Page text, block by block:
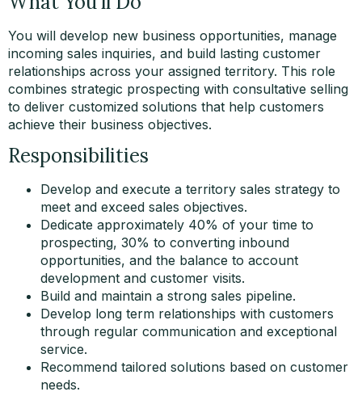
You will develop new business opportunities, manage
incoming sales inquiries, and build lasting customer
relationships across your assigned territory. This role
combines strategic prospecting with consultative selling
to deliver customized solutions that help customers
achieve their business objectives.
Responsibilities
Develop and execute a territory sales strategy to
meet and exceed sales objectives.
Dedicate approximately 40% of your time to
prospecting, 30% to converting inbound
opportunities, and the balance to account
development and customer visits.
Build and maintain a strong sales pipeline.
Develop long term relationships with customers
through regular communication and exceptional
service.
Recommend tailored solutions based on customer
needs.